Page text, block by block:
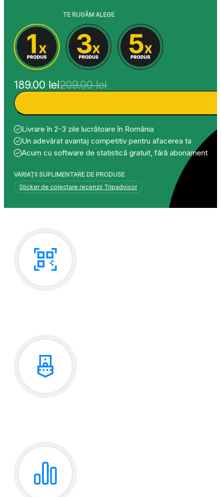
TE RUGĂM ALEGE
209.00lei
Prețul
inițial
a
209.00 lei.
189.00 lei
Prețul
curent
este:
Livrare în 2-3 zile lucrătoare în România
Un adevărat avantaj competitiv pentru afacerea ta
Acum cu software de statistică gratuit, fără abonament
VARIAȚII SUPLIMENTARE DE PRODUSE
Sticker de colectare recenzii Tripadvisor